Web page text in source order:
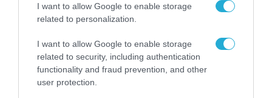
I want to allow Google to enable storage
related to personalization.
I want to allow Google to enable storage
related to security, including authentication
functionality and fraud prevention, and other
user protection.
βαλίτσα του φετινού
καλοκαιριού έχει την
ΟΛΗ Η ΡΟΗ ΕΙΔΗΣΕΩΝ